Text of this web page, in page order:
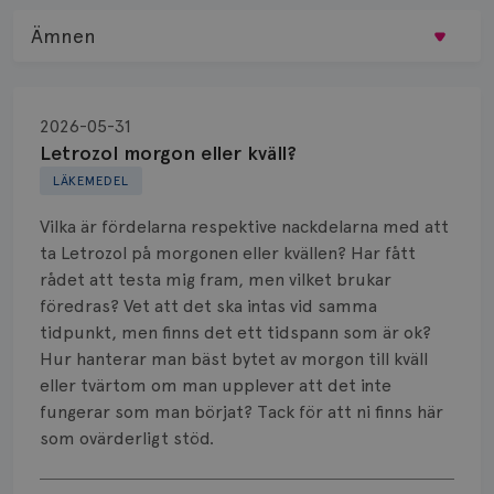
LÄKEMEDEL
Letrozol morgon eller kväll?
2026-05-31
Vilka är fördelarna respektive nackdelarna med att
ta Letrozol på morgonen eller kvällen? Har fått
rådet att testa mig fram, men vilket brukar
föredras? Vet att det ska intas vid samma
tidpunkt, men finns det ett tidspann som är ok?
Hur hanterar man bäst bytet av morgon till kväll
eller tvärtom om man upplever att det inte
fungerar som man börjat? Tack för att ni finns här
som ovärderligt stöd.
Visa svar
Ämnen
Biopsi
Biverkningar
Bröstvårta
Knöl
Läkemedel
Typ av bröstcancer
Smärta
Prognos